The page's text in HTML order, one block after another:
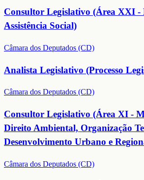
Consultor Legislativo (Área XXI -
Assistência Social)
Câmara dos Deputados (CD)
Analista Legislativo (Processo
Câmara dos Deputados (CD)
Consultor Legislativo (Área XI -
Direito Ambiental, Organização
Desenvolvimento Urbano e
Câmara dos Deputados (CD)